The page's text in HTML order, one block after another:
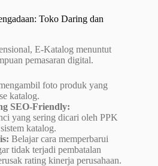
Toko Daring dan
E-Katalog menuntut
pemasaran digital.
foto produk yang
katalog.
SEO-Friendly:
yang sering dicari oleh PPK
katalog.
Belajar cara memperbarui
tidak terjadi pembatalan
rating kinerja perusahaan.